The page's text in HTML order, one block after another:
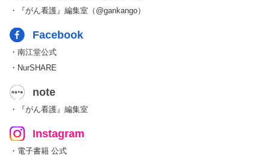
・『がん看護』編集室（@gankango）
Facebook
・南江堂公式
・NurSHARE
note
・『がん看護』編集室
Instagram
・電子書籍 公式